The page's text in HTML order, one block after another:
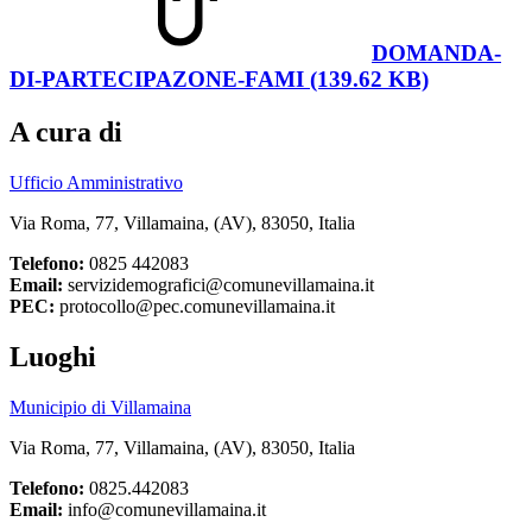
DOMANDA-
DI-PARTECIPAZONE-FAMI (139.62 KB)
A cura di
Ufficio Amministrativo
Via Roma, 77, Villamaina, (AV), 83050, Italia
Telefono: 0825 442083
Email: servizidemografici@comunevillamaina.it
PEC: protocollo@pec.comunevillamaina.it
Luoghi
Municipio di Villamaina
Via Roma, 77, Villamaina, (AV), 83050, Italia
Telefono: 0825.442083
Email: info@comunevillamaina.it